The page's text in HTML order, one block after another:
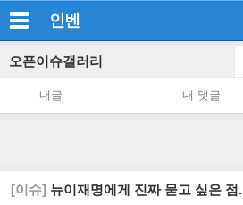
인벤
오픈이슈갤러리
내글 내 댓글
[이슈] 뉴이재명에게 진짜 묻고 싶은 점.